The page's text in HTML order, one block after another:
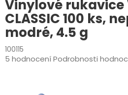
Vinylové rukavice
CLASSIC 100 ks,
modré, 4.5 g
100115
Průměrné
5 hodnoceníPodrobnosti